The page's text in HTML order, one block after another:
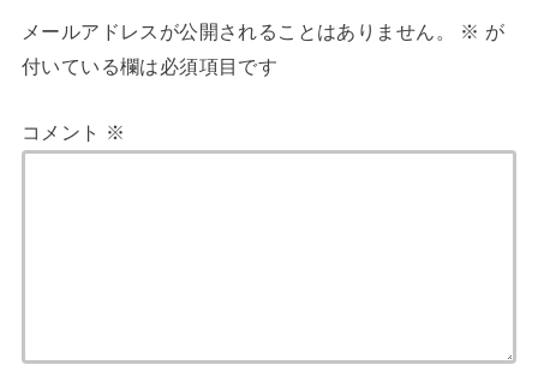
メールアドレスが公開されることはありません。 ※ が
付いている欄は必須項目です
コメント ※